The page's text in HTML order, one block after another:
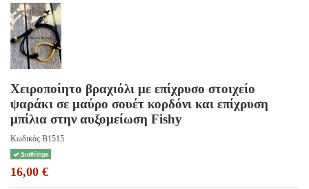
Χειροποίητο βραχιόλι με επίχρυσο στοιχείο
ψαράκι σε μαύρο σουέτ κορδόνι και επίχρυση
μπίλια στην αυξομείωση Fishy
Κωδικός B1515
Διαθέσιμο
16,00 €